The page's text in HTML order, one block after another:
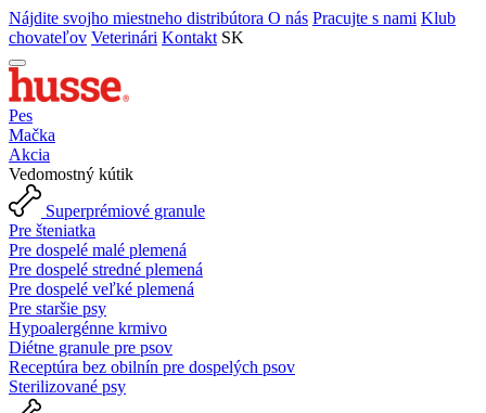
Nájdite svojho miestneho distribútora O nás Pracujte s nami Klub
chovateľov Veterinári Kontakt SK
Pes
Mačka
Akcia
Vedomostný kútik
Superprémiové granule
Pre šteniatka
Pre dospelé malé plemená
Pre dospelé stredné plemená
Pre dospelé veľké plemená
Pre staršie psy
Hypoalergénne krmivo
Diétne granule pre psov
Receptúra bez obilnín pre dospelých psov
Sterilizované psy